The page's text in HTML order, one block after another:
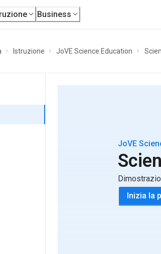
Business
Istruzione JoVE Science Education
JoVE
Inizia la